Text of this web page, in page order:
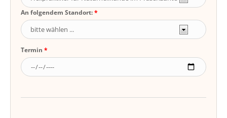
An folgendem Standort:
Termin